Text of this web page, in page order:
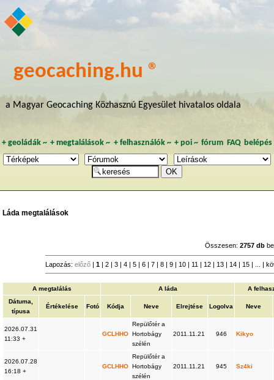
geocaching.hu ®
a Magyar Geocaching Közhasznú Egyesület hivatalos oldala
+ geoládák~ +megtalálások ~ + felhasználók~ + poi~ fórum FAQ belépés
Láda megtalálások
Összesen:2757 db
Lapozás:előző |1 | 2 | 3 | 4 | 5 | 6 | 7 | 8 | 9 | 10 | 11 | 12 | 13 | 14 | 15 | ... |
A megtalálás A láda
A
Dátuma,
típusa
Értékelése Fotó Kódja Neve Elrejtése Logolva Neve
2026.07.31
11:33 +
GCLHHO
Repülőtér a
Hortobágy
szélén
2011.11.21 946 Kikyo
2026.07.28
16:18 +
GCLHHO
Repülőtér a
Hortobágy
szélén
2011.11.21 945 Sz4ki